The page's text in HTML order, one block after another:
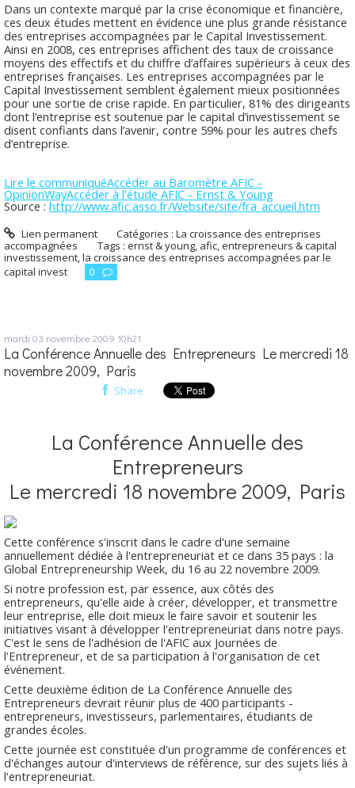
Dans un contexte marqué par la crise économique et financière,
ces deux études mettent en évidence une plus grande résistance
des entreprises accompagnées par le Capital Investissement.
Ainsi en 2008, ces entreprises affichent des taux de croissance
moyens des effectifs et du chiffre d’affaires supérieurs à ceux des
entreprises françaises. Les entreprises accompagnées par le
Capital Investissement semblent également mieux positionnées
pour une sortie de crise rapide. En particulier, 81% des dirigeants
dont l’entreprise est soutenue par le capital d’investissement se
disent confiants dans l’avenir, contre 59% pour les autres chefs
d’entreprise.
Lire le communiquéAccéder au Baromètre AFIC -
OpinionWayAccéder à l'étude AFIC - Ernst & Young
Source : http://www.afic.asso.fr/Website/site/fra_accueil.htm
Lien permanent Catégories :La croissance des entreprises
accompagnées
Tags : ernst & young, afic, entrepreneurs & capital
investissement la croissance des entreprises accompagnées par le
capital invest
0
mardi 03 novembre 2009 10h21
La Conférence Annuelle des Entrepreneurs Le mercredi 18
novembre 2009, Paris
Share
La Conférence Annuelle des
Entrepreneurs
Le mercredi 18 novembre 2009, Paris
Cette conférence s'inscrit dans le cadre d'une semaine
annuellement dédiée à l'entrepreneuriat et ce dans 35 pays : la
Global Entrepreneurship Week, du 16 au 22 novembre 2009.
Si notre profession est, par essence, aux côtés des
entrepreneurs, qu'elle aide à créer, développer, et transmettre
leur entreprise, elle doit mieux le faire savoir et soutenir les
initiatives visant à développer l'entrepreneuriat dans notre pays.
C'est le sens de l'adhésion de l'AFIC aux Journées de
l'Entrepreneur, et de sa participation à l'organisation de cet
événement.
Cette deuxième édition de La Conférence Annuelle des
Entrepreneurs devrait réunir plus de 400 participants -
entrepreneurs, investisseurs, parlementaires, étudiants de
grandes écoles.
Cette journée est constituée d'un programme de conférences et
d'échanges autour d'interviews de référence, sur des sujets liés à
l'entrepreneuriat.